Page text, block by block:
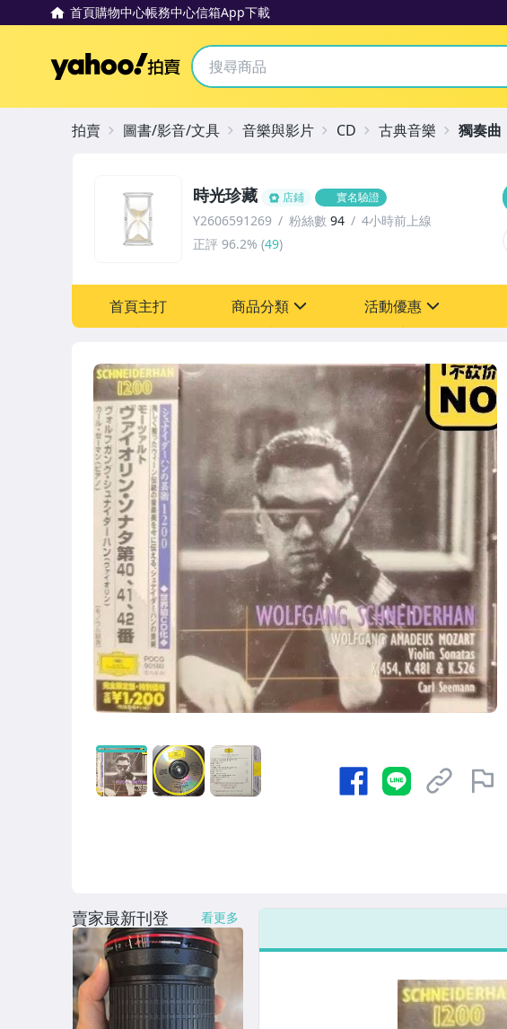
首頁購物中心帳務中心信箱App下載
Yahoo拍賣
時光珍藏 店鋪 實名驗證
Y2606591269 粉絲數 94
4小時前上線
正評 96.2% (49)
首頁主打 商品分類 活動優惠
[全店] 週年慶
拍賣 圖書/影音/文具 音樂與影片 CD 古典音樂 獨奏曲
賣家最新刊登 看更多